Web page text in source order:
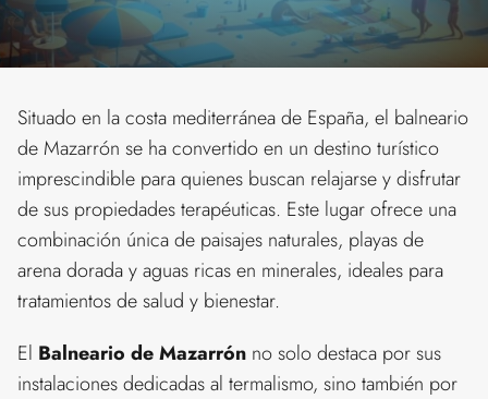
Situado en la costa mediterránea de España, el balneario
de Mazarrón se ha convertido en un destino turístico
imprescindible para quienes buscan relajarse y disfrutar
de sus propiedades terapéuticas. Este lugar ofrece una
combinación única de paisajes naturales, playas de
arena dorada y aguas ricas en minerales, ideales para
tratamientos de salud y bienestar.
El Balneario de Mazarrón no solo destaca por sus
instalaciones dedicadas al termalismo, sino también por